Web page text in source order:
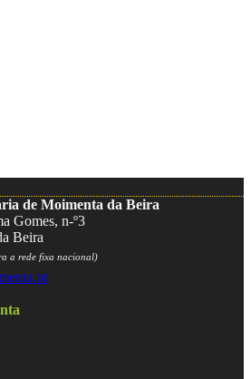
de Moimenta da Beira
Gomes, n-º3
Beira
a rede fixa nacional)